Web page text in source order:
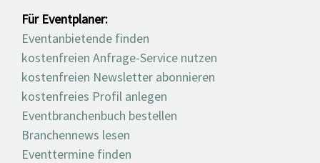
Für Eventplaner:
Eventanbietende finden
kostenfreien Anfrage-Service nutzen
kostenfreien Newsletter abonnieren
kostenfreies Profil anlegen
Eventbranchenbuch bestellen
Branchennews lesen
Eventtermine finden